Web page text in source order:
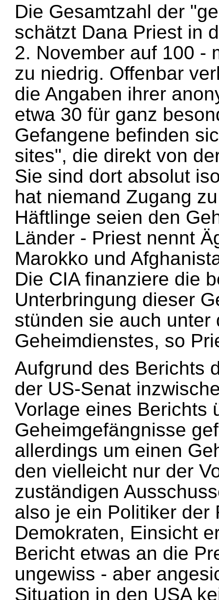
Die Gesamtzahl der
schätzt Dana Priest in
2. November auf 100 -
zu niedrig. Offenbar
die Angaben ihrer
etwa 30 für ganz
Gefangene befinden
sites", die direkt von
Sie sind dort absolut
hat niemand Zugang
Häftlinge seien den
Länder - Priest nennt
Marokko und
Die CIA finanziere die
Unterbringung dieser
stünden sie auch
Geheimdienstes, so
Aufgrund des Berichts
der US-Senat
Vorlage eines Berichts
Geheimgefängnisse
allerdings um einen
den vielleicht nur der
zuständigen
also je ein Politiker der
Demokraten, Einsicht
Bericht etwas an die
ungewiss - aber
Situation in den USA